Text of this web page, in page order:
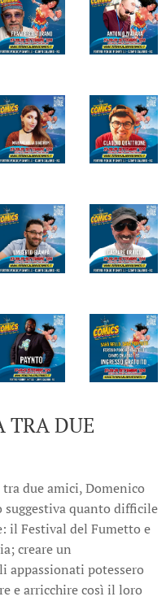
TRA DUE
due amici, Domenico
quanto difficile
il Festival del Fumetto e
creare un
appassionati potessero
e arricchire così il loro